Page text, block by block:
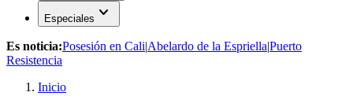
Especiales expand_more
Es noticia:Posesión en Cali|Abelardo de la Espriella|Puerto
Resistencia
Inicio